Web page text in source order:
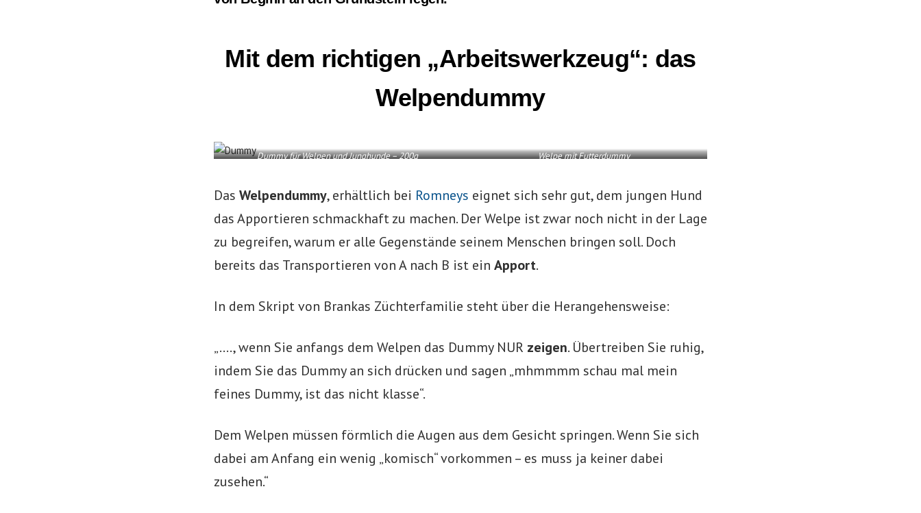
Mit dem richtigen „Arbeitswerkzeug“: das
Welpendummy
Dummy für Welpen und Junghunde – 200g Welpe mit Futterdummy
Das Welpendummy, erhältlich bei Romneys eignet sich sehr gut, dem jungen Hund
das Apportieren schmackhaft zu machen. Der Welpe ist zwar noch nicht in der Lage
zu begreifen, warum er alle Gegenstände seinem Menschen bringen soll. Doch
bereits das Transportieren von A nach B ist ein Apport.
In dem Skript von Brankas Züchterfamilie steht über die Herangehensweise:
„…., wenn Sie anfangs dem Welpen das Dummy NUR zeigen. Übertreiben Sie ruhig,
indem Sie das Dummy an sich drücken und sagen „mhmmmm schau mal mein
feines Dummy, ist das nicht klasse“.
Dem Welpen müssen förmlich die Augen aus dem Gesicht springen. Wenn Sie sich
dabei am Anfang ein wenig „komisch“ vorkommen – es muss ja keiner dabei
zusehen.“